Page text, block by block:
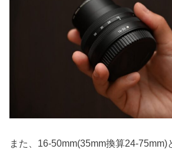
また、16-50mm(35mm換算24-75mm)